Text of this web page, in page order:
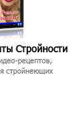
Стройности
рецептов,
стройнеющих